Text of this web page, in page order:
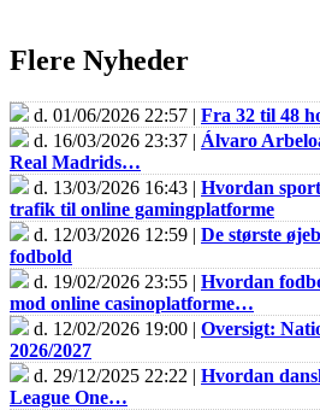
Flere Nyheder
d. 01/06/2026 22:57 | Fra 32 til 48
d. 16/03/2026 23:37 | Álvaro
Real Madrids…
d. 13/03/2026 16:43 | Hvordan
trafik til online gamingplatforme
d. 12/03/2026 12:59 | De største
fodbold
d. 19/02/2026 23:55 | Hvordan
mod online casinoplatforme…
d. 12/02/2026 19:00 | Oversigt:
2026/2027
d. 29/12/2025 22:22 | Hvordan
League One…